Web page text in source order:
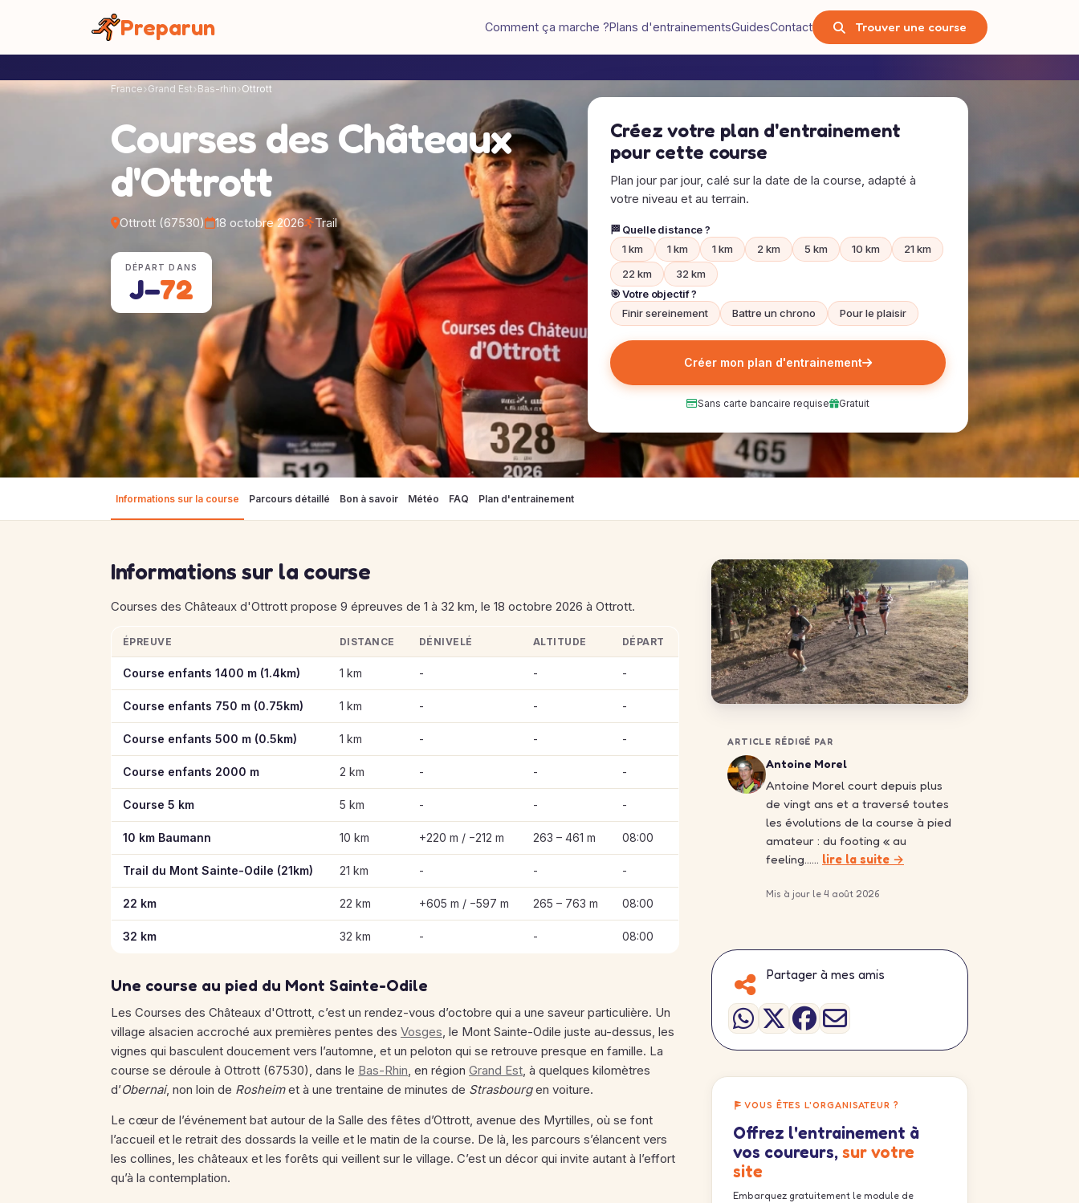
Preparun Comment ça marche ?Plans d'entrainementsGuidesContact Trouver une course
France Grand Est Bas-rhin Ottrott
Courses des Châteaux
d'Ottrott
Ottrott (67530) 18 octobre 2026 Trail
DÉPART DANS
J−72
Créez votre plan d'entrainement
pour cette course
Plan jour par jour, calé sur la date de la course, adapté à
votre niveau et au terrain.
🏁 Quelle distance ?
1 km
1 km 1 km 2 km 5 km 10 km
21 km
22 km
32 km
🎯 Votre objectif ?
Finir sereinement
Battre un chrono Pour le plaisir
Créer mon plan d'entrainement
Sans carte bancaire requise Gratuit
Informations sur la course Parcours détaillé Bon à savoir Météo FAQ Plan d'entrainement
Informations sur la course
Courses des Châteaux d'Ottrott propose 9 épreuves de 1 à 32 km, le 18 octobre 2026 à Ottrott.
Informations clés des épreuves de Courses des Châteaux d'Ottrott
ÉPREUVE DISTANCE DÉNIVELÉ ALTITUDE DÉPART
Course enfants 1400 m (1.4km) 1 km - - -
Course enfants 750 m (0.75km) 1 km - - -
Course enfants 500 m (0.5km) 1 km - - -
Course enfants 2000 m 2 km - - -
Course 5 km 5 km - - -
10 km Baumann 10 km +220 m / −212 m 263 – 461 m 08:00
Trail du Mont Sainte-Odile (21km) 21 km - - -
22 km 22 km +605 m / −597 m 265 – 763 m 08:00
32 km 32 km - - 08:00
Une course au pied du Mont Sainte-Odile
Les Courses des Châteaux d'Ottrott, c’est un rendez-vous d’octobre qui a une saveur particulière. Un
village alsacien accroché aux premières pentes des Vosges, le Mont Sainte-Odile juste au-dessus, les
vignes qui basculent doucement vers l’automne, et un peloton qui se retrouve presque en famille. La
course se déroule à Ottrott (67530), dans le Bas-Rhin, en région Grand Est, à quelques kilomètres
d’Obernai, non loin de Rosheimet à une trentaine de minutes de Strasbourgen voiture.
Le cœur de l’événement bat autour de la Salle des fêtes d’Ottrott, avenue des Myrtilles, où se font
l’accueil et le retrait des dossards la veille et le matin de la course. De là, les parcours s’élancent vers
les collines, les châteaux et les forêts qui veillent sur le village. C’est un décor qui invite autant à l’effort
qu’à la contemplation.
ARTICLE RÉDIGÉ PAR
Antoine Morel
Antoine Morel court depuis plus
de vingt ans et a traversé toutes
les évolutions de la course à pied
amateur : du footing « au
feeling…… lire la suite →
Mis à jour le 4 août 2026
Partager à mes amis
VOUS ÊTES L'ORGANISATEUR ?
Offrez l'entrainement à
vos coureurs, sur votre
site
Embarquez gratuitement le module de